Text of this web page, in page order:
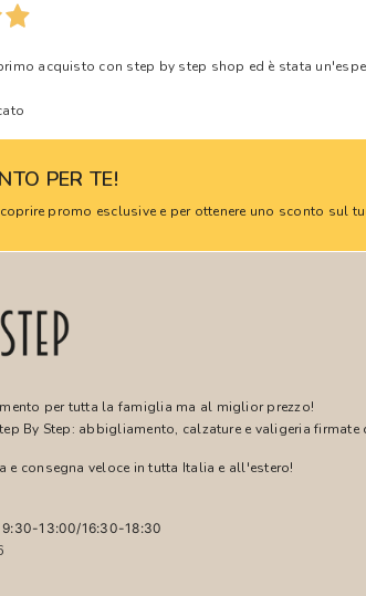
acquisto con step by step shop ed è stata
PER TE!
promo esclusive e per ottenere uno sconto sul
per tutta la famiglia ma al miglior prezzo!
By Step: abbigliamento, calzature e valigeria
e consegna veloce in tutta Italia e all'estero!
9:30-13:00/16:30-18:30